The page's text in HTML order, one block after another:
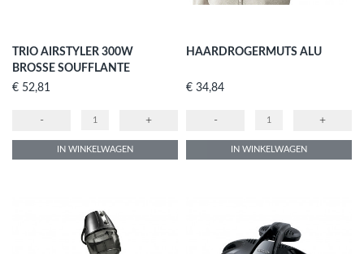
TRIO AIRSTYLER 300W
BROSSE SOUFFLANTE
Prijs
€ 52,81
- +
IN WINKELWAGEN
HAARDROGERMUTS ALU
Prijs
€ 34,84
- +
IN WINKELWAGEN